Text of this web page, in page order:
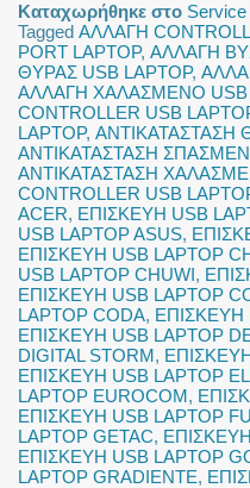
Καταχωρήθηκε στο
Tagged ΑΛΛΑΓΗ
PORT LAPTOP,ΑΛΛΑΓΗ
ΘΥΡΑΣ USB LAPTOP,
ΑΛΛΑΓΗ ΧΑΛΑΣΜΕΝΟ USB
CONTROLLER USB
LAPTOP,ΑΝΤΙΚΑΤΑΣΤΑΣΗ
ΑΝΤΙΚΑΤΑΣΤΑΣΗ
ΑΝΤΙΚΑΤΑΣΤΑΣΗ
CONTROLLER USB
ACER, ΕΠΙΣΚΕΥΗ USB
USB LAPTOP ASUS,
ΕΠΙΣΚΕΥΗ USB LAPTOP
USB LAPTOP CHUWI,
ΕΠΙΣΚΕΥΗ USB LAPTOP
LAPTOP CODA, ΕΠΙΣΚΕΥΗ
ΕΠΙΣΚΕΥΗ USB LAPTOP
DIGITAL STORM,
ΕΠΙΣΚΕΥΗ USB LAPTOP
LAPTOP EUROCOM,
ΕΠΙΣΚΕΥΗ USB LAPTOP
LAPTOP GETAC,
ΕΠΙΣΚΕΥΗ USB LAPTOP
LAPTOP GRADIENTE,